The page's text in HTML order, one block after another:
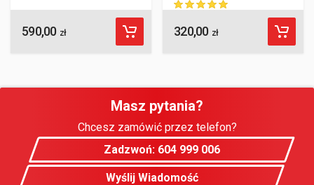
590,00 zł ocen klientów
320,00 zł
Masz pytania?
Chcesz zamówić przez telefon?
Zadzwoń: 604 999 006
Wyślij Wiadomość